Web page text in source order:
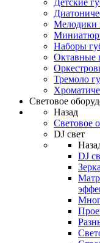
Детские
Мелодики
Наборы
Октавные
Тремоло
Световое
Назад
Световое
DJ свет
DJ